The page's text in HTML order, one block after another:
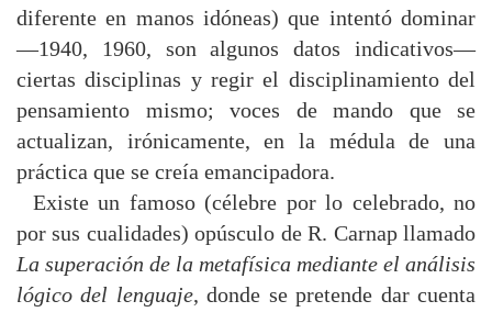
diferente en manos idóneas) que intentó dominar
—1940, 1960, son algunos datos indicativos—
ciertas disciplinas y regir el disciplinamiento del
pensamiento mismo; voces de mando que se
actualizan, irónicamente, en la médula de una
práctica que se creía emancipadora.
Existe un famoso (célebre por lo celebrado, no
por sus cualidades) opúsculo de R. Carnap llamado
La superación de la metafísica mediante el análisis
lógico del lenguaje, donde se pretende dar cuenta